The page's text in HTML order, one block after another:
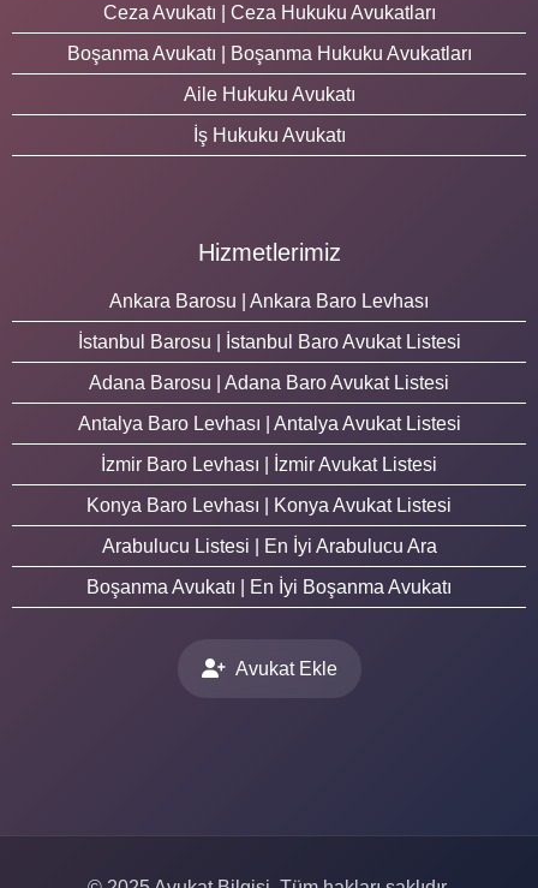
Ceza Avukatı | Ceza Hukuku Avukatları
Boşanma Avukatı | Boşanma Hukuku Avukatları
Aile Hukuku Avukatı
İş Hukuku Avukatı
Hizmetlerimiz
Ankara Barosu | Ankara Baro Levhası
İstanbul Barosu | İstanbul Baro Avukat Listesi
Adana Barosu | Adana Baro Avukat Listesi
Antalya Baro Levhası | Antalya Avukat Listesi
İzmir Baro Levhası | İzmir Avukat Listesi
Konya Baro Levhası | Konya Avukat Listesi
Arabulucu Listesi | En İyi Arabulucu Ara
Boşanma Avukatı | En İyi Boşanma Avukatı
Avukat Ekle